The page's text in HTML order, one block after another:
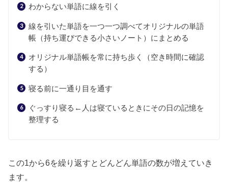
わからない単語に線を引く
線を引いた単語を一つ一つ調べてオリジナルの単語
帳（持ち運びできる小さいノート）にまとめる
オリジナル単語帳を常に持ち歩く（空き時間に確認
する）
寝る前に一通り目を通す
ぐっすり寝る←人は寝ているときにその日の記憶を
整理する
この1から6を繰り返すとどんどん単語の数が増えていき
ます。